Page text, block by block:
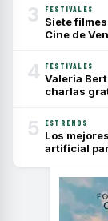
3 FESTIVALES
Siete
Cine de
4 FESTIVALES
Valeria
charlas
5 ESTRENOS
Los
artificial